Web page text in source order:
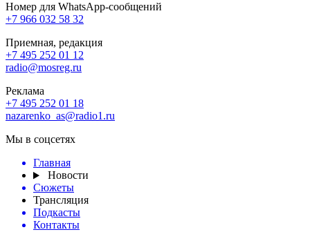
Номер для WhatsApp-сообщений
+7 966 032 58 32
Приемная, редакция
+7 495 252 01 12
radio@mosreg.ru
Реклама
+7 495 252 01 18
nazarenko_as@radio1.ru
Мы в соцсетях
Главная
Новости
Сюжеты
Трансляция
Подкасты
Контакты